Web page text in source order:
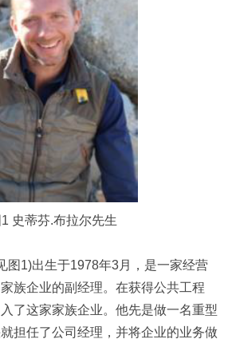
1 史蒂芬.布拉尔先生
图1)出生于1978年3月，是一家经营
族企业的副经理。在获得公共工程
了这家家族企业。他先是做一名重型
担任了公司经理，并将企业的业务做